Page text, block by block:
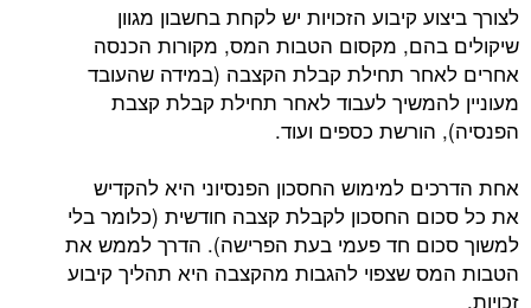
לצורך ביצוע קיבוע הזכויות יש לקחת בחשבון מגוון
שיקולים בהם, מקסום הטבות המס, מקורות הכנסה
אחרים לאחר תחילת קבלת הקצבה (במידה שהעובד
מעוניין להמשיך לעבוד לאחר תחילת קבלת קצבת
הפנסיה), הורשת כספים ועוד.
אחת הדרכים למימוש החסכון הפנסיוני היא להקדיש
את כל סכום החסכון לקבלת קצבה חודשית (כלומר בלי
למשוך סכום חד פעמי בעת הפרישה). הדרך לממש את
הטבות המס שצפוי להגבות מהקצבה היא תהליך קיבוע
זכויות.